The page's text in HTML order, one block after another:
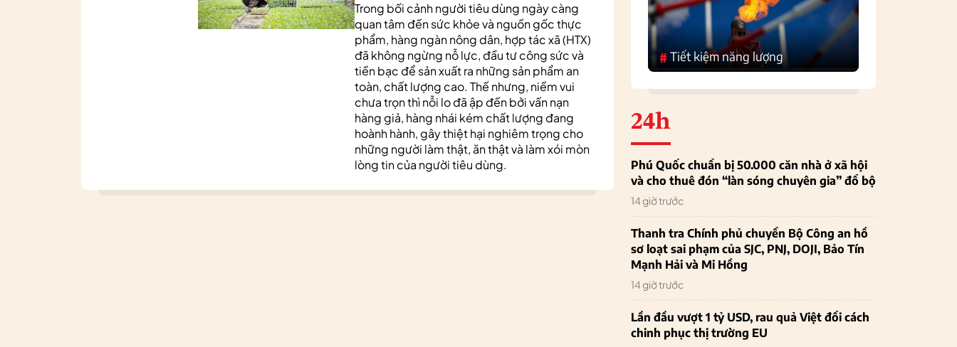
Trong bối cảnh người tiêu dùng ngày càng
quan tâm đến sức khỏe và nguồn gốc thực
phẩm, hàng ngàn nông dân, hợp tác xã (HTX)
đã không ngừng nỗ lực, đầu tư công sức và
tiền bạc để sản xuất ra những sản phẩm an
toàn, chất lượng cao. Thế nhưng, niềm vui
chưa trọn thì nỗi lo đã ập đến bởi vấn nạn
hàng giả, hàng nhái kém chất lượng đang
hoành hành, gây thiệt hại nghiêm trọng cho
những người làm thật, ăn thật và làm xói mòn
lòng tin của người tiêu dùng.
#Tiết kiệm năng lượng
24h
Phú Quốc chuẩn bị 50.000 căn nhà ở xã hội
và cho thuê đón “làn sóng chuyên gia” đổ bộ
14 giờ trước
Thanh tra Chính phủ chuyển Bộ Công an hồ
sơ loạt sai phạm của SJC, PNJ, DOJI, Bảo Tín
Mạnh Hải và Mi Hồng
14 giờ trước
Lần đầu vượt 1 tỷ USD, rau quả Việt đổi cách
chinh phục thị trường EU